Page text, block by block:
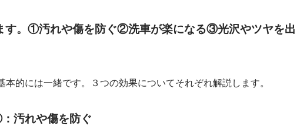
す。①汚れや傷を防ぐ②洗車が楽になる③光沢やツヤを出
的には一緒です。３つの効果についてそれぞれ解説します。
汚れや傷を防ぐ